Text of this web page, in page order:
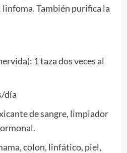
También purifica la
1 taza dos veces al
día
de sangre, limpiador
colon, linfático, piel,